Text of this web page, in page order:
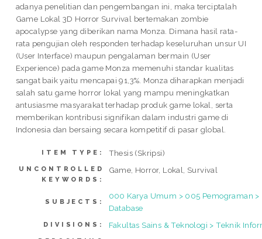
adanya penelitian dan pengembangan ini, maka terciptalah
Game Lokal 3D Horror Survival bertemakan zombie
apocalypse yang diberikan nama Monza. Dimana hasil rata-
rata pengujian oleh responden terhadap keseluruhan unsur UI
(User Interface) maupun pengalaman bermain (User
Experience) pada game Monza memenuhi standar kualitas
sangat baik yaitu mencapai 91,3%. Monza diharapkan menjadi
salah satu game horror lokal yang mampu meningkatkan
antusiasme masyarakat terhadap produk game lokal, serta
memberikan kontribusi signifikan dalam industri game di
Indonesia dan bersaing secara kompetitif di pasar global.
ITEM TYPE: Thesis (Skripsi)
UNCONTROLLED
KEYWORDS:
Game, Horror, Lokal, Survival
SUBJECTS:
000 Karya Umum > 005 Pemograman >
Database
DIVISIONS: Fakultas Sains & Teknologi > Teknik